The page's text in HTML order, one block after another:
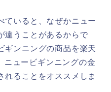
ていると、なぜかニュー
違うことがあるからで
ギンニングの商品を楽天
ニュービギンニングの金
れることをオススメしま